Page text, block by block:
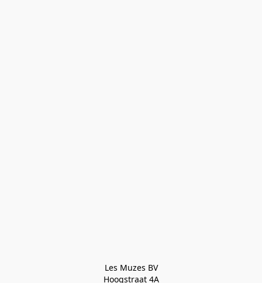
Les Muzes BV
Hoogstraat 4A